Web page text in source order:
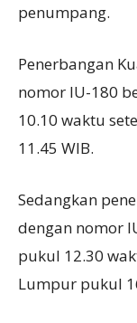
penumpang.
Penerbangan
nomor IU-180
10.10 waktu
11.45 WIB.
Sedangkan
dengan nomor
pukul 12.30
Lumpur pukul